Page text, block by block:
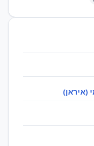
(איראן)